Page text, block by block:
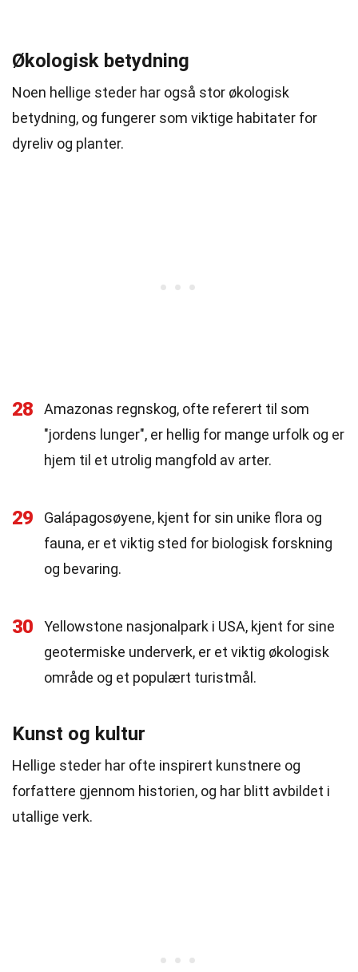
Økologisk betydning
Noen hellige steder har også stor økologisk
betydning, og fungerer som viktige habitater for
dyreliv og planter.
28
Amazonas regnskog, ofte referert til som
"jordens lunger", er hellig for mange urfolk og er
hjem til et utrolig mangfold av arter.
29
Galápagosøyene, kjent for sin unike flora og
fauna, er et viktig sted for biologisk forskning
og bevaring.
30
Yellowstone nasjonalpark i USA, kjent for sine
geotermiske underverk, er et viktig økologisk
område og et populært turistmål.
Kunst og kultur
Hellige steder har ofte inspirert kunstnere og
forfattere gjennom historien, og har blitt avbildet i
utallige verk.